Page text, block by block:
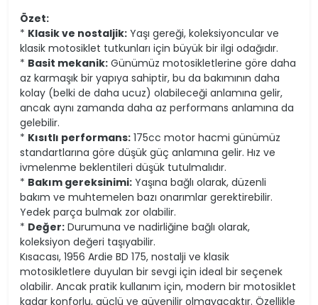
Özet:
* Klasik ve nostaljik: Yaşı gereği, koleksiyoncular ve
klasik motosiklet tutkunları için büyük bir ilgi odağıdır.
* Basit mekanik: Günümüz motosikletlerine göre daha
az karmaşık bir yapıya sahiptir, bu da bakımının daha
kolay (belki de daha ucuz) olabileceği anlamına gelir,
ancak aynı zamanda daha az performans anlamına da
gelebilir.
* Kısıtlı performans: 175cc motor hacmi günümüz
standartlarına göre düşük güç anlamına gelir. Hız ve
ivmelenme beklentileri düşük tutulmalıdır.
* Bakım gereksinimi: Yaşına bağlı olarak, düzenli
bakım ve muhtemelen bazı onarımlar gerektirebilir.
Yedek parça bulmak zor olabilir.
* Değer: Durumuna ve nadirliğine bağlı olarak,
koleksiyon değeri taşıyabilir.
Kısacası, 1956 Ardie BD 175, nostalji ve klasik
motosikletlere duyulan bir sevgi için ideal bir seçenek
olabilir. Ancak pratik kullanım için, modern bir motosiklet
kadar konforlu, güçlü ve güvenilir olmayacaktır. Özellikle